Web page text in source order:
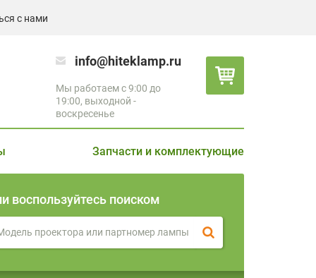
с нами
info@hiteklamp.ru
Мы работаем с 9:00 до
19:00, выходной -
воскресенье
Запчасти и комплектующие
воспользуйтесь поиском